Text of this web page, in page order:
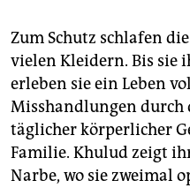
Zum Schutz schlafen
vielen Kleidern. Bis sie
erleben sie ein Leben
Misshandlungen durch
täglicher körperlicher
Familie. Khulud zeigt
Narbe, wo sie zweimal